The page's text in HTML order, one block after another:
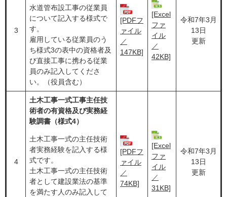
3
水道管布設工事の従業員
について記入する様式で
す。
雇用している従業員のう
ち様式3の表中の資格者及
び直接工事に携わる従業
員のみ記入してくださ
い。（役員含む）
[PDFフ
ァイル
／
147KB]
[Excel
ファ
イル
／
42KB]
令和7年3月
13日
更新
4
土木工事一式工事主任技
術者の有資格及び実務経
験調書（様式4）
土木工事一式の主任技術
者実務経験を記入する様
式です。
土木工事一式の主任技術
者として建設業法の基準
を満たす人のみ記入して
[PDFフ
ァイル
／
74KB]
[Excel
ファ
イル
／
31KB]
令和7年3月
13日
更新